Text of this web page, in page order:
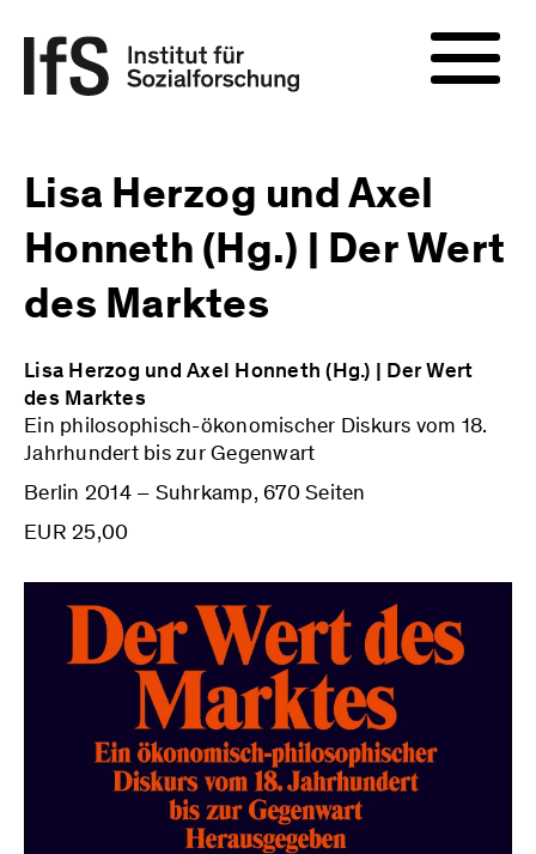
Lisa Herzog und Axel
Honneth (Hg.) | Der Wert
des Marktes
Lisa Herzog und Axel Honneth (Hg.) | Der Wert
des Marktes
Ein philosophisch-ökonomischer Diskurs vom 18.
Jahrhundert bis zur Gegenwart
Berlin 2014 – Suhrkamp, 670 Seiten
EUR 25,00